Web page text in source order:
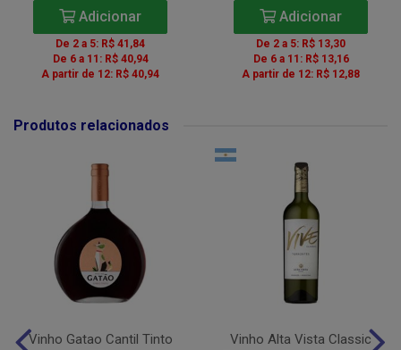
Adicionar
De 2 a 5: R$ 41,84
De 6 a 11: R$ 40,94
A partir de 12: R$ 40,94
Adicionar
De 2 a 5: R$ 13,30
De 6 a 11: R$ 13,16
A partir de 12: R$ 12,88
Produtos relacionados
Vinho Gatao Cantil Tinto
Vinho Alta Vista Classic